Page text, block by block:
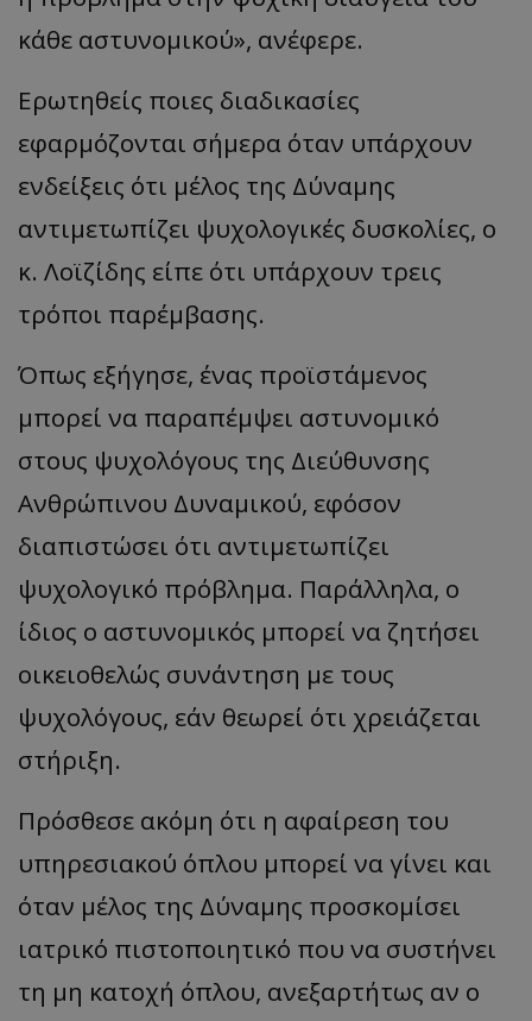
κάθε αστυνομικού», ανέφερε.
Ερωτηθείς ποιες διαδικασίες
εφαρμόζονται σήμερα όταν υπάρχουν
ενδείξεις ότι μέλος της Δύναμης
αντιμετωπίζει ψυχολογικές δυσκολίες, ο
κ. Λοϊζίδης είπε ότι υπάρχουν τρεις
τρόποι παρέμβασης.
Όπως εξήγησε, ένας προϊστάμενος
μπορεί να παραπέμψει αστυνομικό
στους ψυχολόγους της Διεύθυνσης
Ανθρώπινου Δυναμικού, εφόσον
διαπιστώσει ότι αντιμετωπίζει
ψυχολογικό πρόβλημα. Παράλληλα, ο
ίδιος ο αστυνομικός μπορεί να ζητήσει
οικειοθελώς συνάντηση με τους
ψυχολόγους, εάν θεωρεί ότι χρειάζεται
στήριξη.
Πρόσθεσε ακόμη ότι η αφαίρεση του
υπηρεσιακού όπλου μπορεί να γίνει και
όταν μέλος της Δύναμης προσκομίσει
ιατρικό πιστοποιητικό που να συστήνει
τη μη κατοχή όπλου, ανεξαρτήτως αν ο